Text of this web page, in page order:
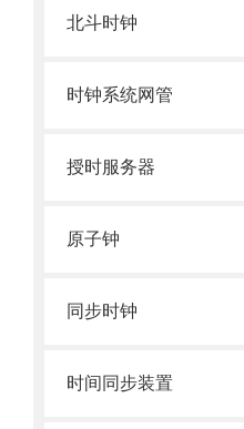
北斗时钟
时钟系统网管
授时服务器
原子钟
同步时钟
时间同步装置